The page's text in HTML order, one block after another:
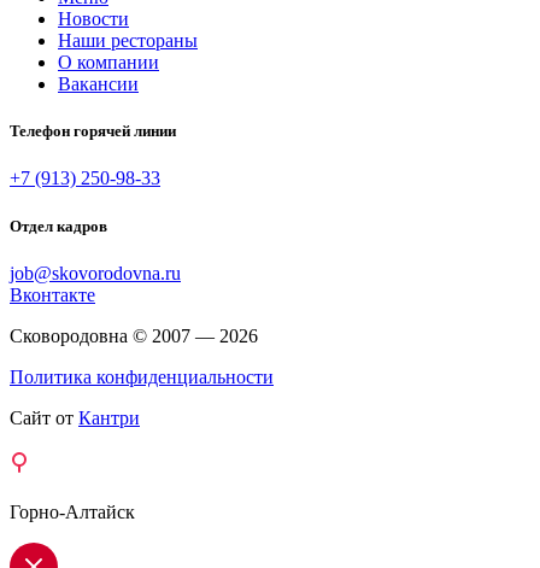
Новости
Наши рестораны
О компании
Вакансии
Телефон горячей линии
+7 (913) 250-98-33
Отдел кадров
job@skovorodovna.ru
Вконтакте
Сковородовна © 2007 — 2026
Политика конфиденциальности
Сайт от Кантри
Горно-Алтайск